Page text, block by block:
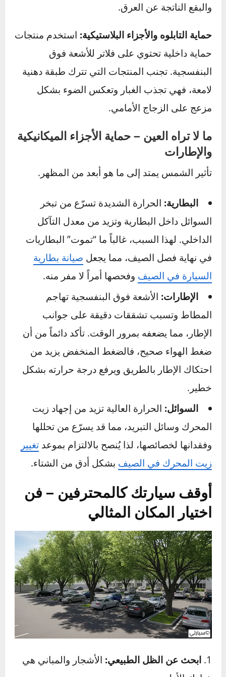
ونسبة كبيرة من الأشعة تحت الحمراء (IR) المسببة
للحرارة، مع الحفاظ على شفافية الزجاج وفقاً
للأنظمة المرورية.
حماية المقاعد
للمقاعد الجلدية: استخدم منظفاً ومرطباً خاصاً
بالجلد كل 3-4 أشهر. الحرارة تجفف الزيوت
الطبيعية في الجلد، مما يؤدي إلى تصلبه وتشققه.
فاتحة اللون وسهلة الغسل لحمايتها من البهتان
والبقع الناتجة عن العرق.
حماية التابلوه والأجزاء البلاستيكية: استخدم منتجات
حماية داخلية تحتوي على فلاتر للأشعة فوق
البنفسجية. تجنب المنتجات التي تترك طبقة دهنية
لامعة، فهي تجذب الغبار وتعكس الضوء بشكل
مزعج على الزجاج الأمامي.
ما لا تراه العين – حماية الأجزاء الميكانيكية
والإطارات
تأثير الشمس يمتد إلى ما هو أبعد من المظهر.
البطارية:الحرارة الشديدة تسرّع من تبخر
السوائل داخل البطارية وتزيد من معدل التآكل
الداخلي. لهذا السبب، غالباً ما “تموت” البطاريات
في نهاية فصل الصيف، مما يجعلصيانة بطارية
السيارة في الصيفوفحصها أمراً لا مفر منه.
الإطارات:الأشعة فوق البنفسجية تهاجم
المطاط وتسبب تشققات دقيقة على جوانب
الإطار، مما يضعفه بمرور الوقت. تأكد دائماً من أن
ضغط الهواء صحيح، فالضغط المنخفض يزيد من
احتكاك الإطار بالطريق ويرفع درجة حرارته بشكل
خطير.
الحرارة العالية تزيد من إجهاد زيت
المحرك وسائل التبريد، مما قد يسرّع من تحللها